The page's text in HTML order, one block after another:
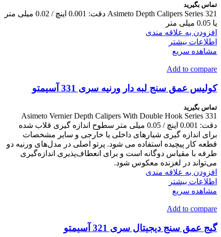
تماس بگیرید
Asimeto Depth Calipers Series 321 دقت: 0.001 اینچ / 0.02 میلی متر
یا 0.05 میلی متر
افزودن به علاقه مندی
اطلاعات بیشتر
مشاهده سریع
Add to compare
کولیس عمق سنج لبه دار ورنیه سری 331 آسیمتو
تماس بگیرید
Asimeto Vernier Depth Calipers With Double Hook Series 331
دقت: 0.001 اینچ / 0.05 میلی متر سطوح اندازه گیری قلاب شده
برای اندازه گیری شیارهای داخلی یا خارجی و سایر مشخصات
قطعه کار پیچیده استفاده می شود. پرتو اصلی در مدل‌های ورنیه دو
طرفه با مقیاس دوگانه است و برای انعطاف‌پذیری اندازه‌گیری
می‌تواند در لغزنده معکوس شود.
افزودن به علاقه مندی
اطلاعات بیشتر
مشاهده سریع
Add to compare
گیج عمق سنج دیجیتال سری 321 آسیمتو